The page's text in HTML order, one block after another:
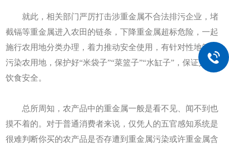
就此，相关部门严厉打击涉重金属不合法排污企业，堵
截镉等重金属进入农田的链条，下降重金属超标危险，一起
施行农用地分类办理，着力推动安全使用，有针对性地管理
污染农用地，保护好“米袋子”“菜篮子”“水缸子”，保证人们
饮食安全。
总所周知，农产品中的重金属一般是看不见、闻不到也
摸不着的。对于普通消费者来说，仅凭人的五官感知系统是
很难判断你买的农产品是否存遭到重金属污染或许重金属含